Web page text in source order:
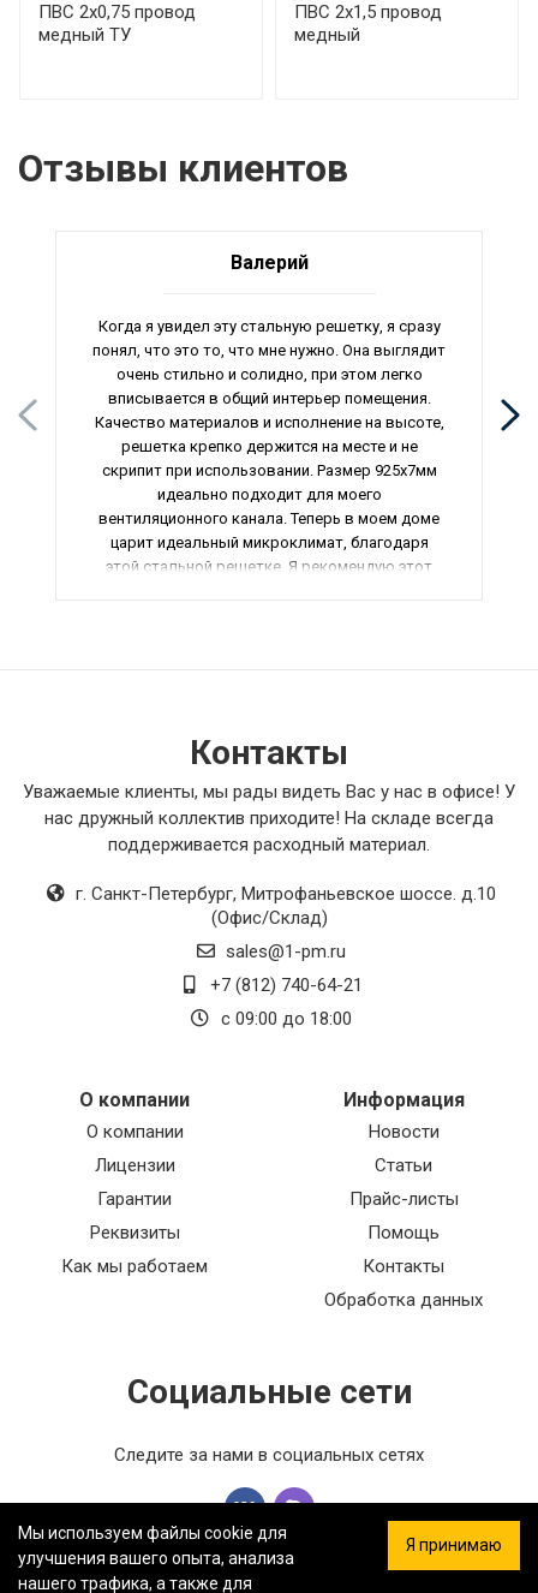
ПВС 2х0,75 провод
медный ТУ
ПВС 2х1,5 провод
медный
Отзывы клиентов
Валерий
Когда я увидел эту стальную решетку, я сразу
понял, что это то, что мне нужно. Она выглядит
очень стильно и солидно, при этом легко
вписывается в общий интерьер помещения.
Качество материалов и исполнение на высоте,
решетка крепко держится на месте и не
скрипит при использовании. Размер 925х7мм
идеально подходит для моего
вентиляционного канала. Теперь в моем доме
царит идеальный микроклимат, благодаря
этой стальной решетке. Я рекомендую этот
Контакты
Уважаемые клиенты, мы рады видеть Вас у нас в офисе! У
нас дружный коллектив приходите! На складе всегда
поддерживается расходный материал.
г. Санкт-Петербург, Митрофаньевское шоссе. д.10
(Офис/Склад)
sales@1-pm.ru
+7 (812) 740-64-21
с 09:00 до 18:00
О компании
О компании
Лицензии
Гарантии
Реквизиты
Как мы работаем
Информация
Новости
Статьи
Прайс-листы
Помощь
Контакты
Обработка данных
Социальные сети
Следите за нами в социальных сетях
Мы используем файлы cookie для
улучшения вашего опыта, анализа
нашего трафика, а также для
Я принимаю